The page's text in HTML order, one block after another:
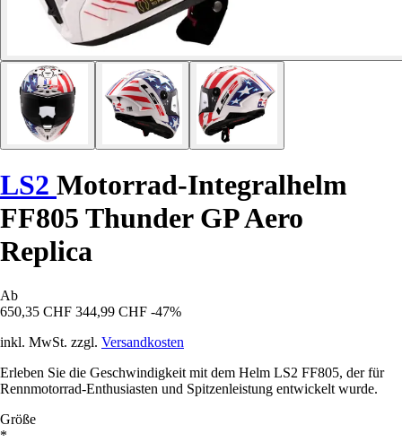
LS2 Motorrad-Integralhelm
FF805 Thunder GP Aero
Replica
Ab
650,35 CHF 344,99 CHF -47%
inkl. MwSt. zzgl. Versandkosten
Erleben Sie die Geschwindigkeit mit dem Helm LS2 FF805, der für
Rennmotorrad-Enthusiasten und Spitzenleistung entwickelt wurde.
Größe
*